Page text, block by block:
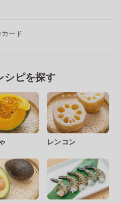
ード
シピを探す
レンコン